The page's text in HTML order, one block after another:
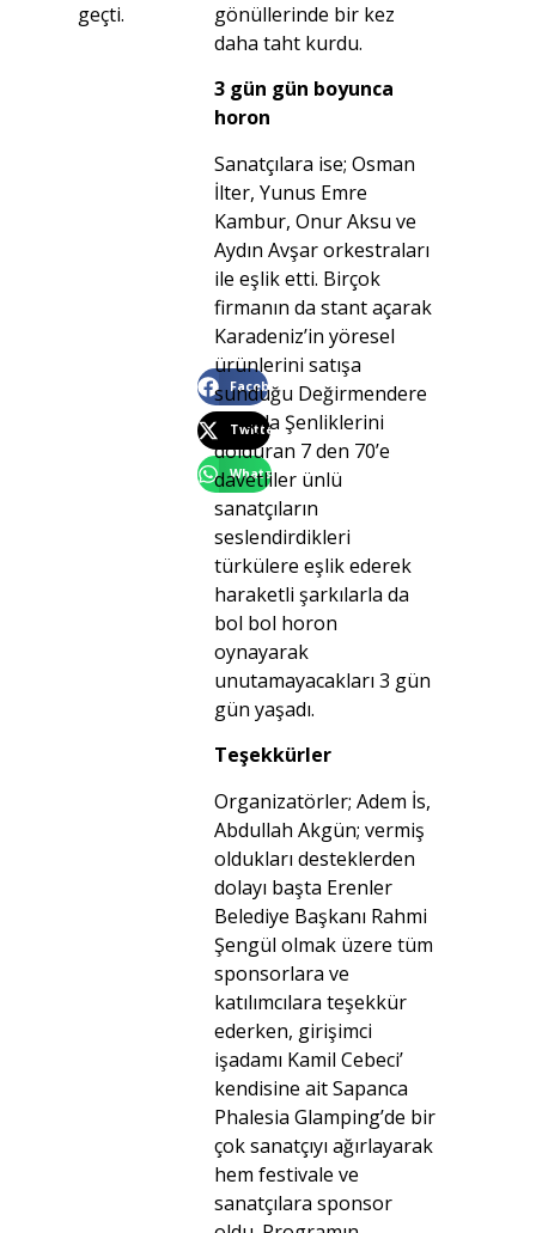
geçti.
Facebook
Twitter
WhatsApp
gönüllerinde bir kez
daha taht kurdu.
3 gün gün boyunca
horon
Sanatçılara ise; Osman
İlter, Yunus Emre
Kambur, Onur Aksu ve
Aydın Avşar orkestraları
ile eşlik etti. Birçok
firmanın da stant açarak
Karadeniz’in yöresel
ürünlerini satışa
sunduğu Değirmendere
2. Yayla Şenliklerini
dolduran 7 den 70’e
davetliler ünlü
sanatçıların
seslendirdikleri
türkülere eşlik ederek
haraketli şarkılarla da
bol bol horon
oynayarak
unutamayacakları 3 gün
gün yaşadı.
Teşekkürler
Organizatörler; Adem İs,
Abdullah Akgün; vermiş
oldukları desteklerden
dolayı başta Erenler
Belediye Başkanı Rahmi
Şengül olmak üzere tüm
sponsorlara ve
katılımcılara teşekkür
ederken, girişimci
işadamı Kamil Cebeci’
kendisine ait Sapanca
Phalesia Glamping’de bir
çok sanatçıyı ağırlayarak
hem festivale ve
sanatçılara sponsor